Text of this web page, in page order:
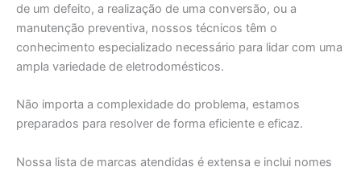
de um defeito, a realização de uma conversão, ou a
manutenção preventiva, nossos técnicos têm o
conhecimento especializado necessário para lidar com uma
ampla variedade de eletrodomésticos.
Não importa a complexidade do problema, estamos
preparados para resolver de forma eficiente e eficaz.
Nossa lista de marcas atendidas é extensa e inclui nomes